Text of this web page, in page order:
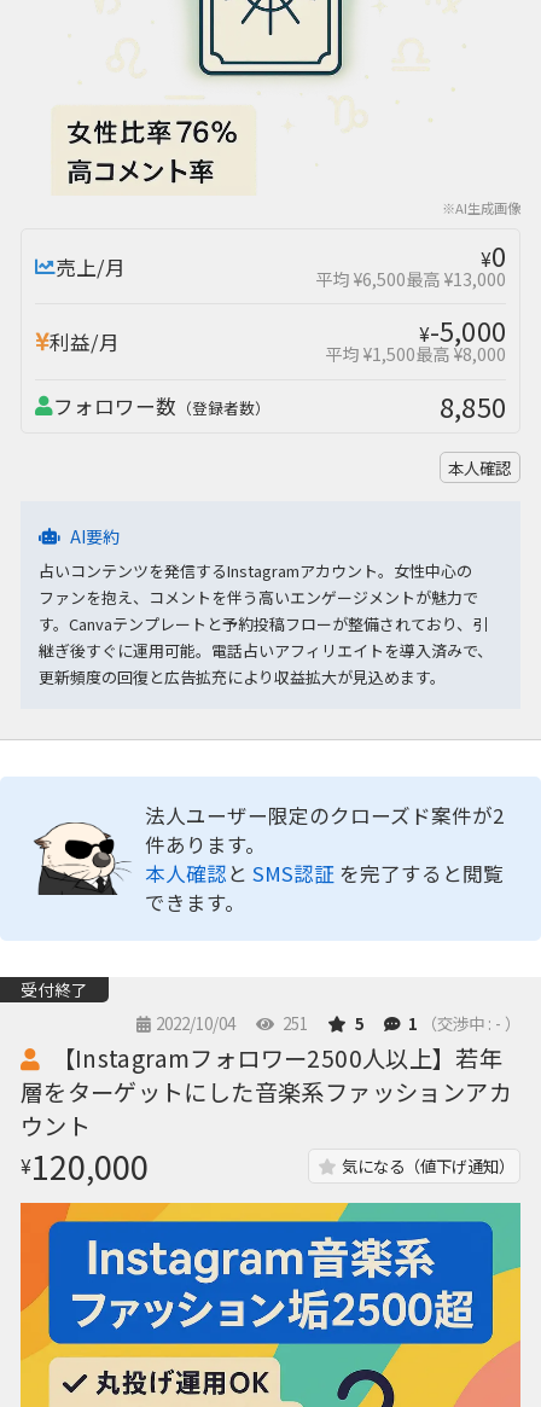
※AI生成画像
売上/月 ¥0
平均 ¥6,500最高 ¥13,000
利益/月 ¥-5,000
平均 ¥1,500最高 ¥8,000
フォロワー数 （登録者数） 8,850
本人確認
AI要約
占いコンテンツを発信するInstagramアカウント。女性中心の
ファンを抱え、コメントを伴う高いエンゲージメントが魅力で
す。Canvaテンプレートと予約投稿フローが整備されており、引
継ぎ後すぐに運用可能。電話占いアフィリエイトを導入済みで、
更新頻度の回復と広告拡充により収益拡大が見込めます。
法人ユーザー限定のクローズド案件が2
件あります。
本人確認と SMS認証 を完了すると閲覧
できます。
受付終了
2022/10/04
251 5 1 （交渉中 : - ）
【Instagramフォロワー2500人以上】若年
層をターゲットにした音楽系ファッションアカ
ウント
¥120,000 気になる（値下げ通知）